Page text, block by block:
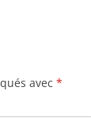
avec *